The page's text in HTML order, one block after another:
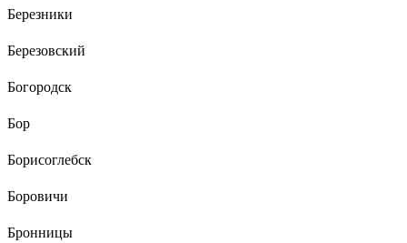
Березники
Березовский
Богородск
Бор
Борисоглебск
Боровичи
Бронницы